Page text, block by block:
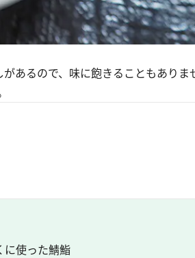
あるので、味に飽きることもありま
に使った鯖鮨